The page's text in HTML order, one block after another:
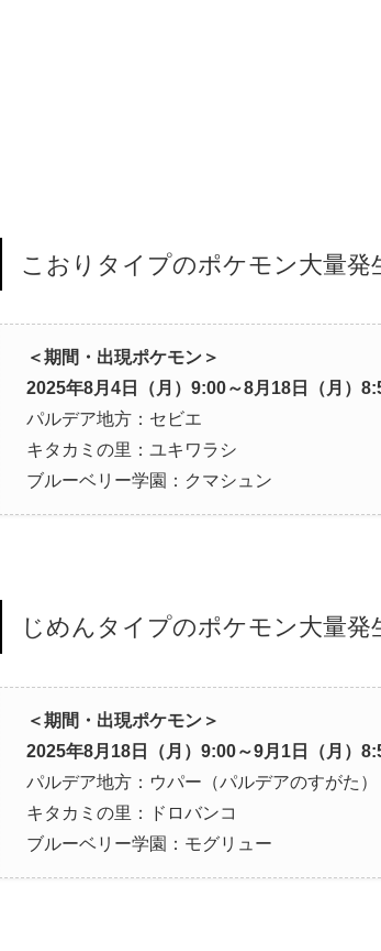
こおりタイプのポケモン大量発
＜期間・出現ポケモン＞
2025年8月4日（月）9:00～8月18日（月）
パルデア地方：セビエ
キタカミの里：ユキワラシ
ブルーベリー学園：クマシュン
じめんタイプのポケモン大量発
＜期間・出現ポケモン＞
2025年8月18日（月）9:00～9月1日（月）
パルデア地方：ウパー（パルデアのすがた）
キタカミの里：ドロバンコ
ブルーベリー学園：モグリュー